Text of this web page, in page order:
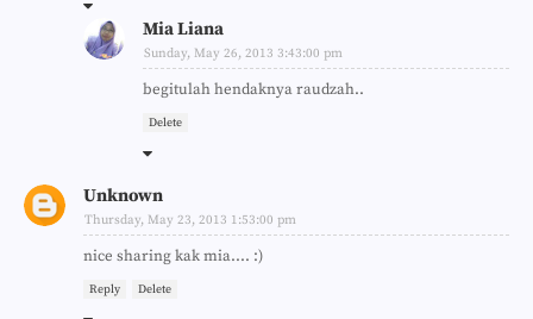
Mia Liana
Sunday, May 26, 2013 3:43:00 pm
begitulah hendaknya raudzah..
Delete
Unknown
Thursday, May 23, 2013 1:53:00 pm
nice sharing kak mia.... :)
Reply Delete